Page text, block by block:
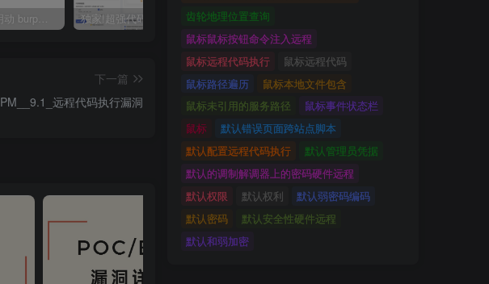
下一篇
远程代码执行漏洞
齿轮地理位置查询
鼠标鼠标按钮命令注入远程
鼠标远程代码执行
鼠标远程代码
鼠标路径遍历
鼠标本地文件包含
鼠标未引用的服务路径
鼠标事件状态栏
鼠标
默认错误页面跨站点脚本
默认配置远程代码执行
默认管理员凭据
默认的调制解调器上的密码硬件远程
默认权限
默认权利
默认弱密码编码
默认密码
默认安全性硬件远程
默认和弱加密